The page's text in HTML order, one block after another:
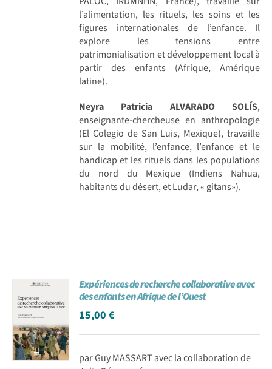
l’alimentation, les rituels, les soins et les
figures internationales de l’enfance. Il
explore les tensions entre
patrimonialisation et développement local à
partir des enfants (Afrique, Amérique
latine).
Neyra Patricia ALVARADO SOLÍS,
enseignante-chercheuse en anthropologie
(El Colegio de San Luis, Mexique), travaille
sur la mobilité, l’enfance, l’enfance et le
handicap et les rituels dans les populations
du nord du Mexique (Indiens Nahua,
habitants du désert, et Ludar, « gitans»).
Expériences de recherche collaborative avec
des enfants en Afrique de l’Ouest
15,00€
par Guy MASSART avec la collaboration de